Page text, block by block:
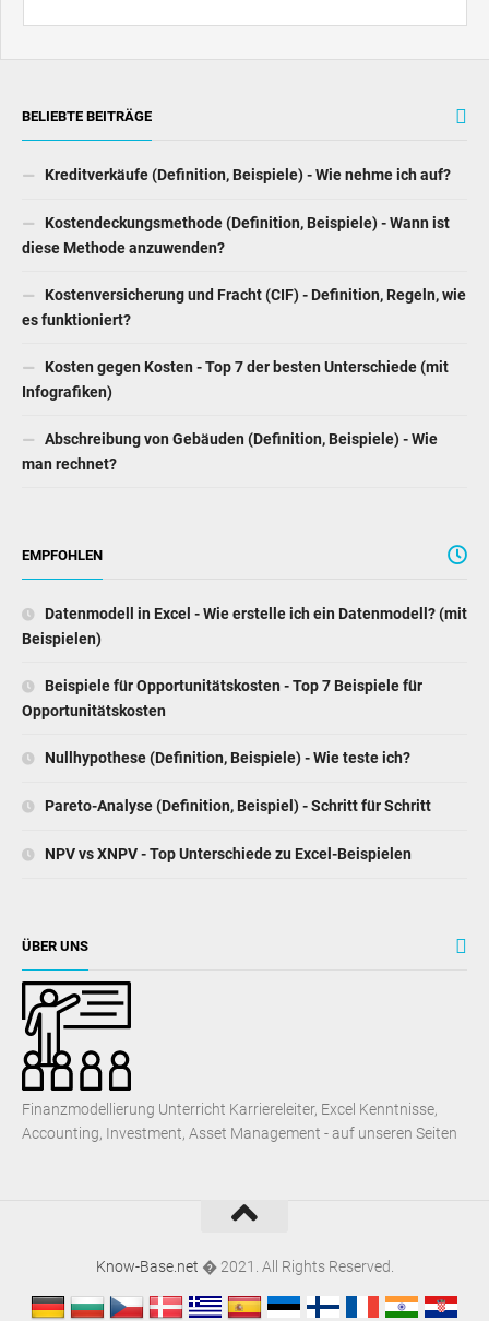
BELIEBTE BEITRÄGE
Kreditverkäufe (Definition, Beispiele) - Wie nehme ich auf?
Kostendeckungsmethode (Definition, Beispiele) - Wann ist
diese Methode anzuwenden?
Kostenversicherung und Fracht (CIF) - Definition, Regeln, wie
es funktioniert?
Kosten gegen Kosten - Top 7 der besten Unterschiede (mit
Infografiken)
Abschreibung von Gebäuden (Definition, Beispiele) - Wie
man rechnet?
EMPFOHLEN
Datenmodell in Excel - Wie erstelle ich ein Datenmodell? (mit
Beispielen)
Beispiele für Opportunitätskosten - Top 7 Beispiele für
Opportunitätskosten
Nullhypothese (Definition, Beispiele) - Wie teste ich?
Pareto-Analyse (Definition, Beispiel) - Schritt für Schritt
NPV vs XNPV - Top Unterschiede zu Excel-Beispielen
ÜBER UNS
Finanzmodellierung Unterricht Karriereleiter, Excel Kenntnisse,
Accounting, Investment, Asset Management - auf unseren Seiten
Know-Base.net � 2021. All Rights Reserved.